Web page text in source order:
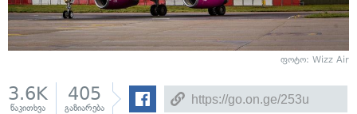
ფოტო: Wizz Air
3.6K
წაკითხვა
405
გაზიარება